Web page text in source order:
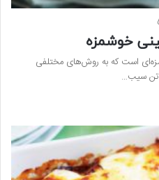
خوشمزه
است که به روش‌های مختلفی
سیب‌…